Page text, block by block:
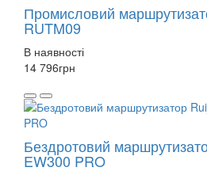
Промисловий
RUTM09
В наявності
14 796грн
Бездротовий
EW300 PRO